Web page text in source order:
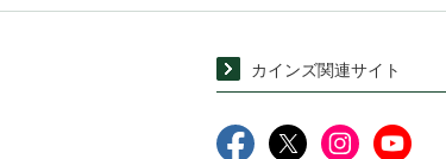
カインズ関連サイト